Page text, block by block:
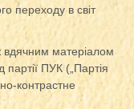
переходу в світ
вдячним матеріалом
партії ПУК („Партія
контрастне